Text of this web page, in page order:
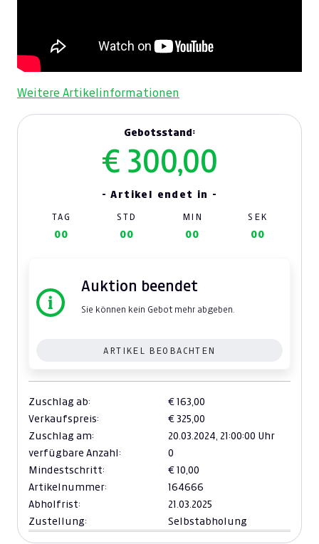
Weitere Artikelinformationen
Gebotsstand:
€ 300,00
- Artikel endet in -
TAG STD MIN SEK
00 00 00 00
Auktion beendet
Sie können kein Gebot mehr abgeben.
ARTIKEL BEOBACHTEN
Zuschlag ab:
€ 163,00
Verkaufspreis:
€ 325,00
Zuschlag am:
20.03.2024, 21:00:00 Uhr
verfügbare Anzahl:
0
Mindestschritt:
€ 10,00
Artikelnummer:
164666
Abholfrist:
21.03.2025
Zustellung:
Selbstabholung